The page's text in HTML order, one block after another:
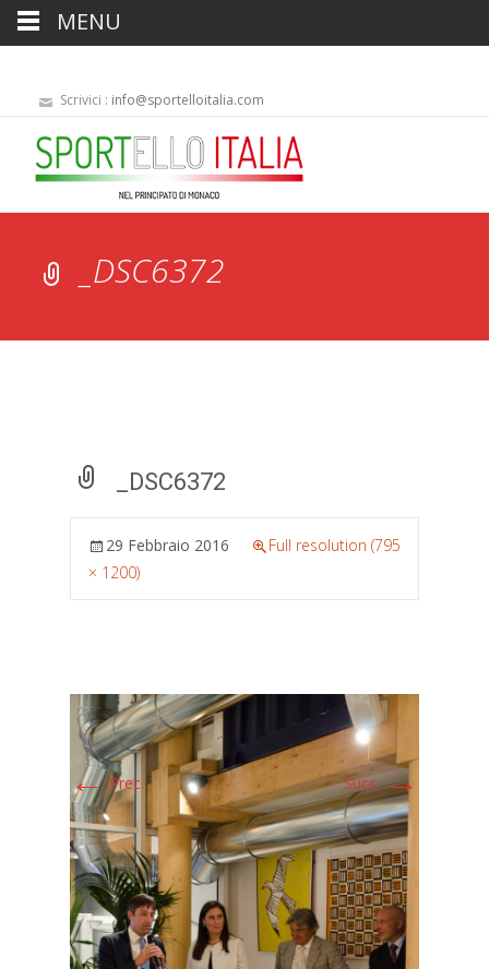
Scrivici : info@sportelloitalia.com
_DSC6372
_DSC6372
29 Febbraio 2016
Full resolution (795
× 1200)
←Prec. Succ.→
MENU